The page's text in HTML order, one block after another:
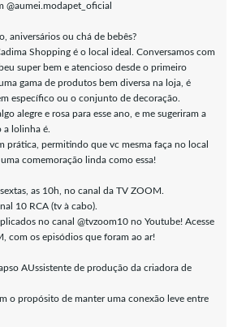
@aumei.modapet_oficial
aniversários ou chá de bebês?
Shopping é o local ideal. Conversamos com
super bem e atencioso desde o primeiro
gama de produtos bem diversa na loja, é
específico ou o conjunto de decoração.
alegre e rosa para esse ano, e me sugeriram a
a lolinha é.
prática, permitindo que vc mesma faça no local
comemoração linda como essa!
as 10h, no canal da TV ZOOM.
10 RCA (tv à cabo).
no canal @tvzoom10 no Youtube! Acesse
com os episódios que foram ao ar!
AUssistente de produção da criadora de
o propósito de manter uma conexão leve entre